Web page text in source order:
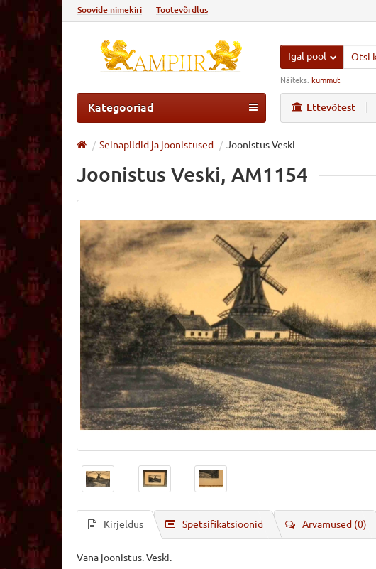
Soovide nimekiri Tootevõrdlus
Igal pool
Näiteks: kummut
Ettevõtest
Kategooriad
Seinapildid ja joonistused Joonistus Veski
Joonistus Veski, AM1154
Kirjeldus Spetsifikatsioonid Arvamused (0)
Vana joonistus. Veski.